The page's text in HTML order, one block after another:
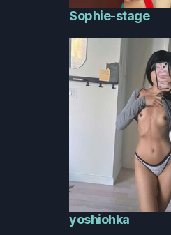
Sophie-stage
yoshiohka